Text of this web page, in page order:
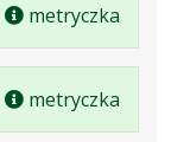
metryczka
metryczka